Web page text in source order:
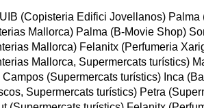
(Copisteria Edifici Jovellanos) Palma
Mallorca) Palma (B-Movie Shop)
Mallorca) Felanitx (Perfumeria
Mallorca, Supermercats turístics)
Campos (Supermercats turístics) Inca
Supermercats turístics) Petra